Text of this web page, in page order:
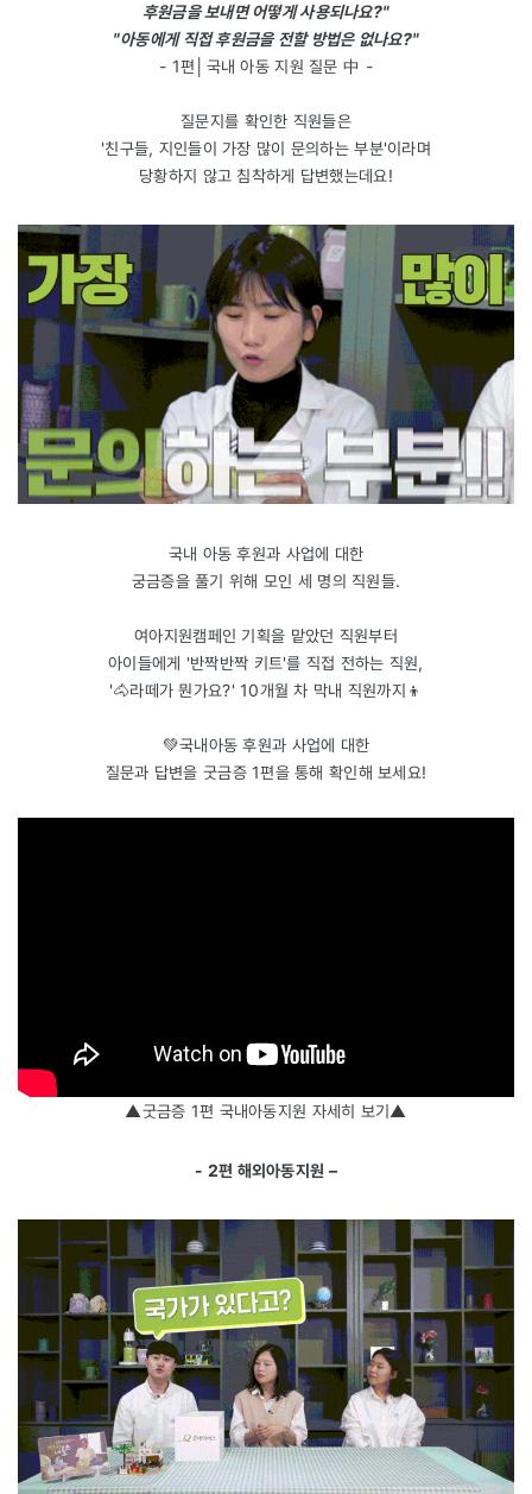
후원금을 보내면 어떻게 사용되나요?"
"아동에게 직접 후원금을 전할 방법은 없나요?"
- 1편│국내 아동 지원 질문 中 -
질문지를 확인한 직원들은
'친구들, 지인들이 가장 많이 문의하는 부분'이라며
당황하지 않고 침착하게 답변했는데요!
국내 아동 후원과 사업에 대한
궁금증을 풀기 위해 모인 세 명의 직원들.
여아지원캠페인 기획을 맡았던 직원부터
아이들에게 '반짝반짝 키트'를 직접 전하는 직원,
'🐴라떼가 뭔가요?' 10개월 차 막내 직원까지👦
💚국내아동 후원과 사업에 대한
질문과 답변을 굿금증 1편을 통해 확인해 보세요!
▲굿금증 1편 국내아동지원 자세히 보기▲
- 2편 해외아동지원 –